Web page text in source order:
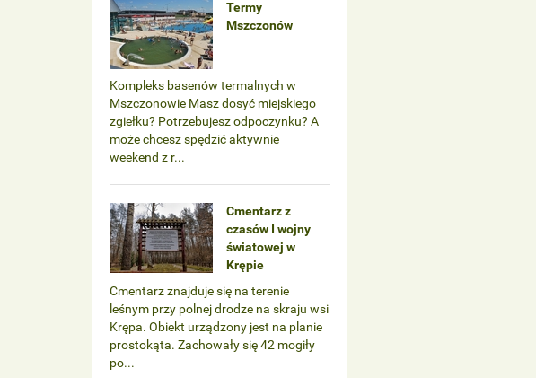
Termy
Mszczonów
Kompleks basenów termalnych w
Mszczonowie Masz dosyć miejskiego
zgiełku? Potrzebujesz odpoczynku? A
może chcesz spędzić aktywnie
weekend z r...
Cmentarz z
czasów I wojny
światowej w
Krępie
Cmentarz znajduje się na terenie
leśnym przy polnej drodze na skraju wsi
Krępa. Obiekt urządzony jest na planie
prostokąta. Zachowały się 42 mogiły
po...